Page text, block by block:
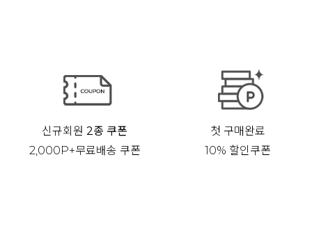
신규회원2종 쿠폰
2,000P+무료배송 쿠폰
첫 구매완료
10% 할인쿠폰